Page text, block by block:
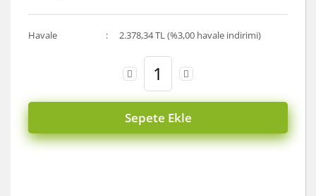
Havale 2.378,34 TL (%3,00 havale indirimi)
Sepete Ekle